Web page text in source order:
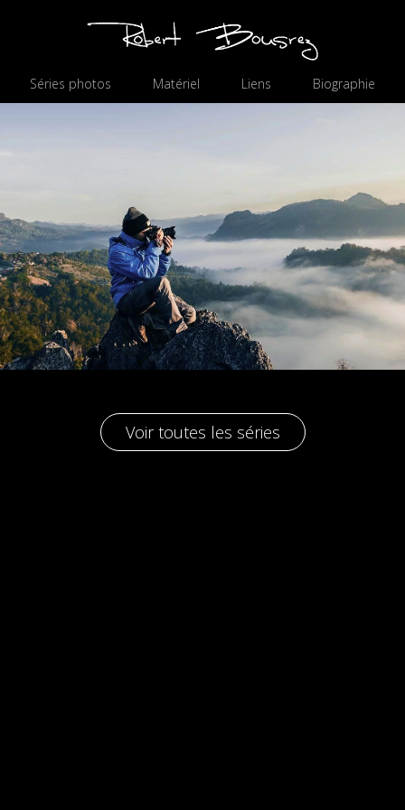
Séries photos Matériel Liens Biographie
Voir toutes les séries